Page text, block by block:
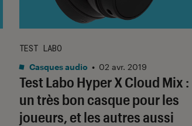
Test Labo Hyper X Cloud Mix :
un très bon casque pour les
joueurs, et les autres aussi
TEST LABO
Casques audio • 02 avr. 2019